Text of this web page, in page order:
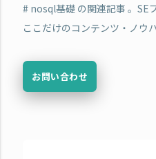
# nosql基礎 の関連記事 。SE
ここだけのコンテンツ・ノウ
お問い合わせ